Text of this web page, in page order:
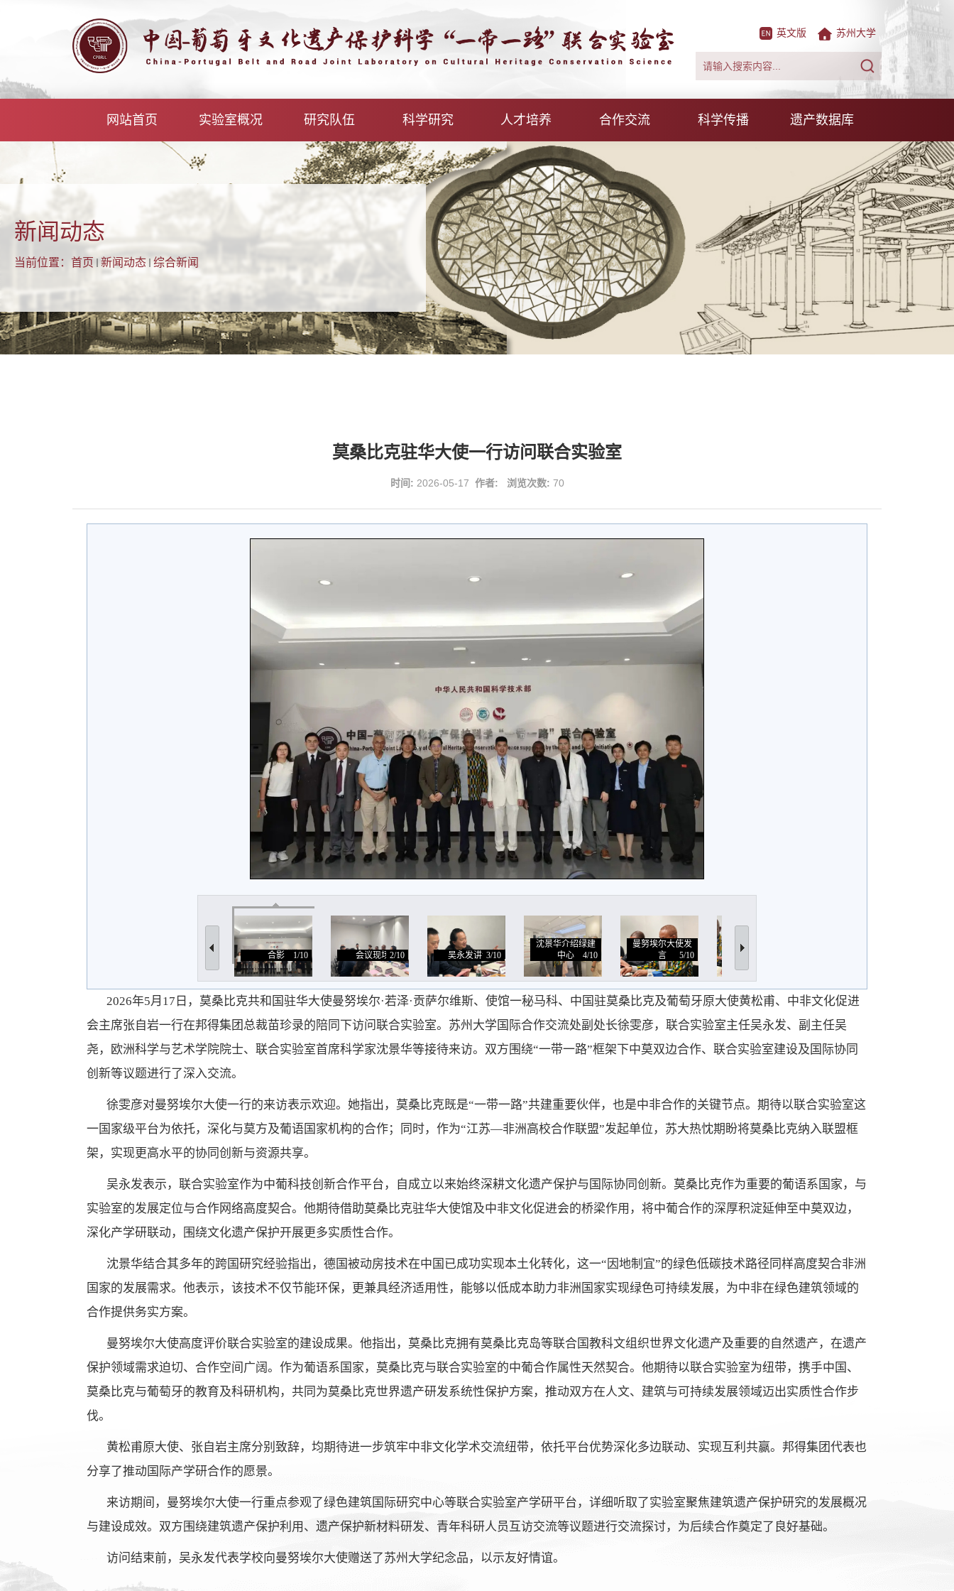
英文版 苏州大学
网站首页 实验室概况 研究队伍 科学研究 人才培养 合作交流 科学传播 遗产数据库
新闻动态
当前位置： 首页 新闻动态 综合新闻
莫桑比克驻华大使一行访问联合实验室
时间: 2026-05-17 作者: 浏览次数: 70
合影 1/10 会议现场 2/10 吴永发讲话3/10
沈景华介绍绿建
中心
4/10
曼努埃尔大使发
言
5/10
黄松甫原大使发
2026年5月17日，莫桑比克共和国驻华大使曼努埃尔·若泽·贡萨尔维斯、使馆一秘马科、中国驻莫桑比克及葡萄牙原大使黄松甫、中非文化促进
会主席张自岩一行在邦得集团总裁苗珍录的陪同下访问联合实验室。苏州大学国际合作交流处副处长徐雯彦，联合实验室主任吴永发、副主任吴
尧，欧洲科学与艺术学院院士、联合实验室首席科学家沈景华等接待来访。双方围绕“一带一路”框架下中莫双边合作、联合实验室建设及国际协同
创新等议题进行了深入交流。
徐雯彦对曼努埃尔大使一行的来访表示欢迎。她指出，莫桑比克既是“一带一路”共建重要伙伴，也是中非合作的关键节点。期待以联合实验室这
一国家级平台为依托，深化与莫方及葡语国家机构的合作；同时，作为“江苏—非洲高校合作联盟”发起单位，苏大热忱期盼将莫桑比克纳入联盟框
架，实现更高水平的协同创新与资源共享。
吴永发表示，联合实验室作为中葡科技创新合作平台，自成立以来始终深耕文化遗产保护与国际协同创新。莫桑比克作为重要的葡语系国家，与
实验室的发展定位与合作网络高度契合。他期待借助莫桑比克驻华大使馆及中非文化促进会的桥梁作用，将中葡合作的深厚积淀延伸至中莫双边，
深化产学研联动，围绕文化遗产保护开展更多实质性合作。
沈景华结合其多年的跨国研究经验指出，德国被动房技术在中国已成功实现本土化转化，这一“因地制宜”的绿色低碳技术路径同样高度契合非洲
国家的发展需求。他表示，该技术不仅节能环保，更兼具经济适用性，能够以低成本助力非洲国家实现绿色可持续发展，为中非在绿色建筑领域的
合作提供务实方案。
曼努埃尔大使高度评价联合实验室的建设成果。他指出，莫桑比克拥有莫桑比克岛等联合国教科文组织世界文化遗产及重要的自然遗产，在遗产
保护领域需求迫切、合作空间广阔。作为葡语系国家，莫桑比克与联合实验室的中葡合作属性天然契合。他期待以联合实验室为纽带，携手中国、
莫桑比克与葡萄牙的教育及科研机构，共同为莫桑比克世界遗产研发系统性保护方案，推动双方在人文、建筑与可持续发展领域迈出实质性合作步
伐。
黄松甫原大使、张自岩主席分别致辞，均期待进一步筑牢中非文化学术交流纽带，依托平台优势深化多边联动、实现互利共赢。邦得集团代表也
分享了推动国际产学研合作的愿景。
来访期间，曼努埃尔大使一行重点参观了绿色建筑国际研究中心等联合实验室产学研平台，详细听取了实验室聚焦建筑遗产保护研究的发展概况
与建设成效。双方围绕建筑遗产保护利用、遗产保护新材料研发、青年科研人员互访交流等议题进行交流探讨，为后续合作奠定了良好基础。
访问结束前，吴永发代表学校向曼努埃尔大使赠送了苏州大学纪念品，以示友好情谊。